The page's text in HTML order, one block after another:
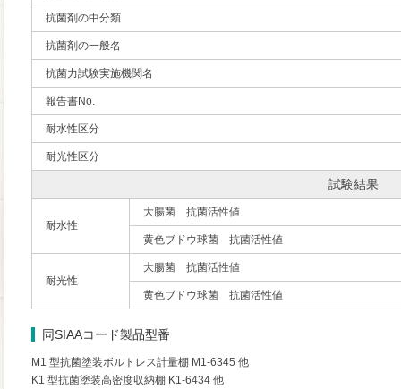
抗菌剤の中分類
抗菌剤の一般名
抗菌力試験実施機関名
報告書No.
耐水性区分
耐光性区分
試験結果
耐水性
大腸菌 抗菌活性値
黄色ブドウ球菌 抗菌活性値
耐光性
大腸菌 抗菌活性値
黄色ブドウ球菌 抗菌活性値
同SIAAコード製品型番
M1 型抗菌塗装ボルトレス計量棚 M1-6345 他
K1 型抗菌塗装高密度収納棚 K1-6434 他